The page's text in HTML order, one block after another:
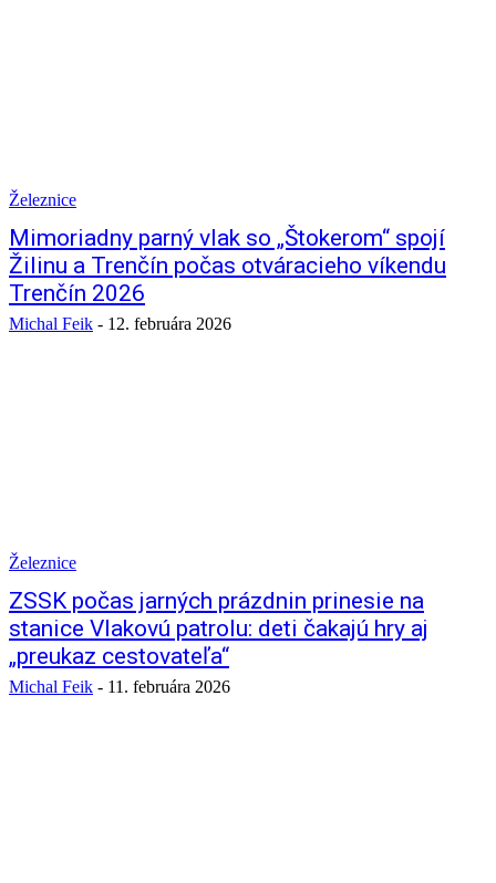
Železnice
Mimoriadny parný vlak so „Štokerom“ spojí
Žilinu a Trenčín počas otváracieho víkendu
Trenčín 2026
Michal Feik - 12. februára 2026
Železnice
ZSSK počas jarných prázdnin prinesie na
stanice Vlakovú patrolu: deti čakajú hry aj
„preukaz cestovateľa“
Michal Feik - 11. februára 2026